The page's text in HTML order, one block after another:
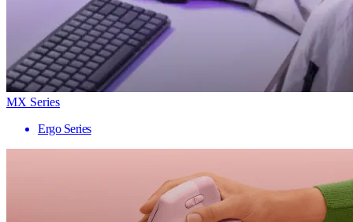
MX Series
Ergo Series